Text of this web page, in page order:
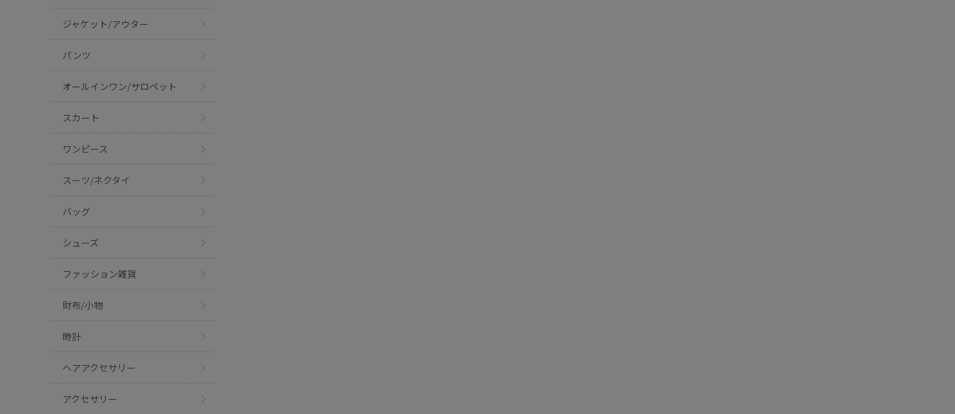
ジャケット/アウター
パンツ
オールインワン/サロペット
スカート
ワンピース
スーツ/ネクタイ
バッグ
シューズ
ファッション雑貨
財布/小物
時計
ヘアアクセサリー
アクセサリー